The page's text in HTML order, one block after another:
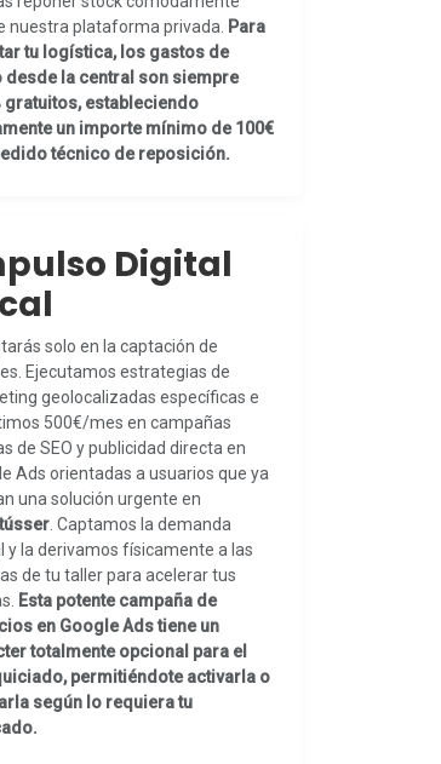
nuestra plataforma privada.
Para
tu logística, los gastos de
desde la central son siempre
gratuitos, estableciendo
un importe mínimo de 100€
técnico de reposición.
Digital
solo en la captación de
Ejecutamos estrategias de
geolocalizadas específicas e
500€/mes en campañas
de SEO y publicidad directa en
Ads orientadas a usuarios que ya
una solución urgente en
. Captamos la demanda
y la derivamos físicamente a las
de tu taller para acelerar tus
Esta potente campaña de
en Google Ads tiene un
totalmente opcional para el
permitiéndote activarla o
según lo requiera tu